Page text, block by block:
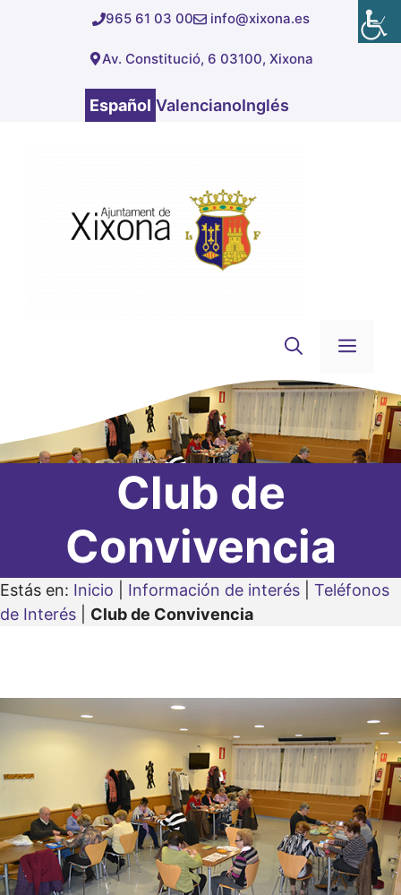
965 61 03 00 info@xixona.es
Av. Constitució, 6 03100, Xixona
Español ValencianoInglés
Club de
Convivencia
Estás en: Inicio Información de interés
Teléfonos
de Interés
Club de Convivencia